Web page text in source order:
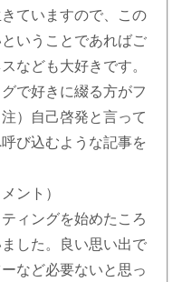
ていますので、この
いうことであればご
なども大好きです。
で好きに綴る方がフ
）自己啓発と言って
び込むような記事を
ント）
ィングを始めたころ
した。良い思い出で
など必要ないと思っ